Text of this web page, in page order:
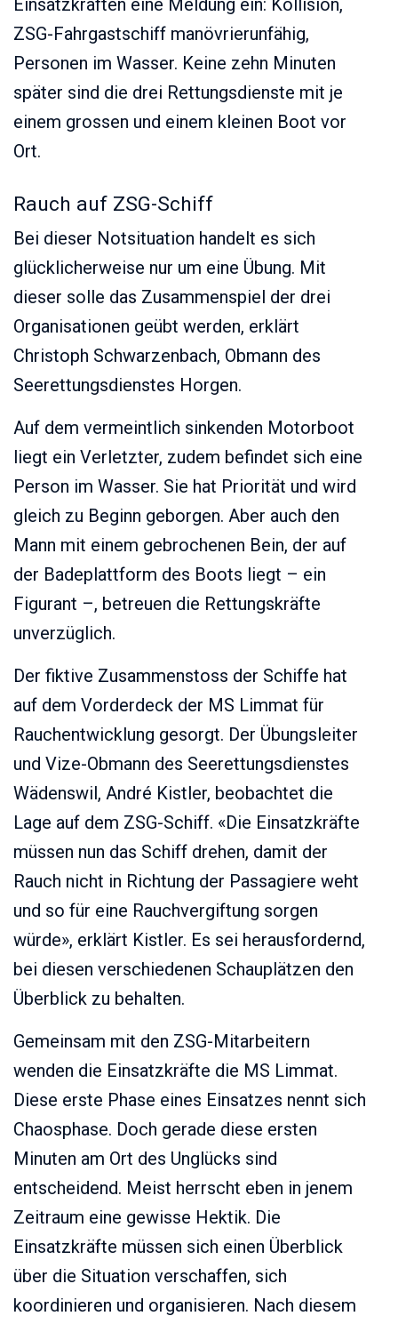
ZSG-Fahrgastschiff manövrierunfähig,
Personen im Wasser. Keine zehn Minuten
später sind die drei Rettungsdienste mit je
einem grossen und einem kleinen Boot vor
Ort.
Rauch auf ZSG-Schiff
Bei dieser Notsituation handelt es sich
glücklicherweise nur um eine Übung. Mit
dieser solle das Zusammenspiel der drei
Organisationen geübt werden, erklärt
Christoph Schwarzenbach, Obmann des
Seerettungsdienstes Horgen.
Auf dem vermeintlich sinkenden Motorboot
liegt ein Verletzter, zudem befindet sich eine
Person im Wasser. Sie hat Priorität und wird
gleich zu Beginn geborgen. Aber auch den
Mann mit einem gebrochenen Bein, der auf
der Badeplattform des Boots liegt – ein
Figurant –, betreuen die Rettungskräfte
unverzüglich.
Der fiktive Zusammenstoss der Schiffe hat
auf dem Vorderdeck der MS Limmat für
Rauchentwicklung gesorgt. Der Übungsleiter
und Vize-Obmann des Seerettungsdienstes
Wädenswil, André Kistler, beobachtet die
Lage auf dem ZSG-Schiff. «Die Einsatzkräfte
müssen nun das Schiff drehen, damit der
Rauch nicht in Richtung der Passagiere weht
und so für eine Rauchvergiftung sorgen
würde», erklärt Kistler. Es sei herausfordernd,
bei diesen verschiedenen Schauplätzen den
Überblick zu behalten.
Gemeinsam mit den ZSG-Mitarbeitern
wenden die Einsatzkräfte die MS Limmat.
Diese erste Phase eines Einsatzes nennt sich
Chaosphase. Doch gerade diese ersten
Minuten am Ort des Unglücks sind
entscheidend. Meist herrscht eben in jenem
Zeitraum eine gewisse Hektik. Die
Einsatzkräfte müssen sich einen Überblick
über die Situation verschaffen, sich
koordinieren und organisieren. Nach diesem